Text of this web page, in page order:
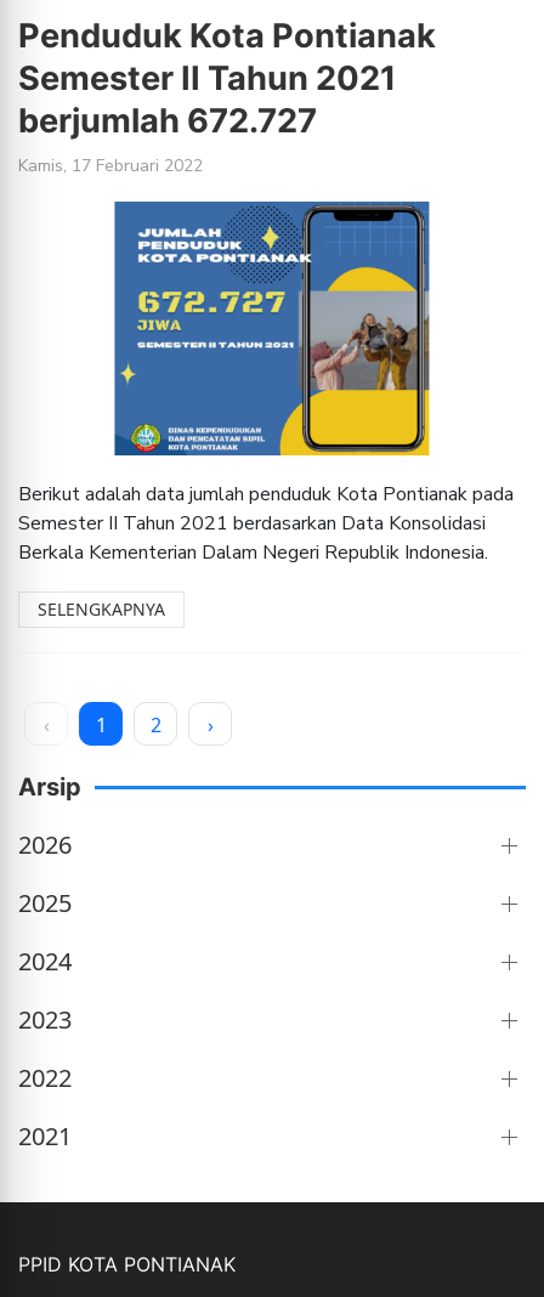
Penduduk Kota Pontianak
Semester II Tahun 2021
berjumlah 672.727
Berikut adalah data jumlah penduduk Kota Pontianak pada
Semester II Tahun 2021 berdasarkan Data Konsolidasi
Berkala Kementerian Dalam Negeri Republik Indonesia.
SELENGKAPNYA
1 2 ›
Arsip
2026
2025
2024
2023
2022
2021
PPID KOTA PONTIANAK